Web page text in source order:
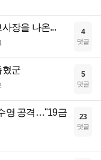
장을 나온... 4
댓글
혔군 5
댓글
영 공격…"19금
23
댓글